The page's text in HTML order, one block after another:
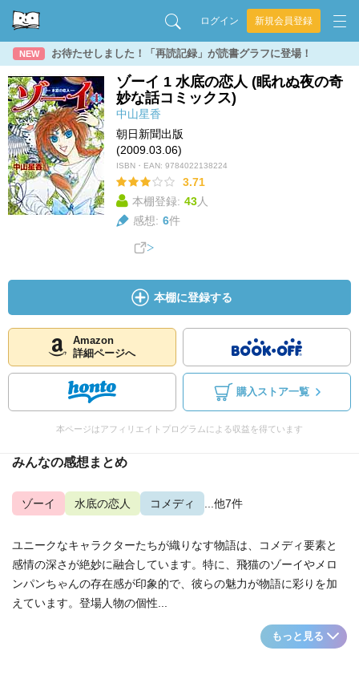
ログイン 新規会員登録
NEW お待たせしました！「再読記録」が読書グラフに登場！
ゾーイ 1 水底の恋人 (眠れぬ夜の奇
妙な話コミックス)
中山星香
朝日新聞出版
(2009.03.06)
ISBN・EAN: 9784022138224
3.71
本棚登録: 43人
感想: 6件
本棚に登録する
Amazon
詳細ページへ
購入ストア一覧
本ページはアフィリエイトプログラムによる収益を得ています
みんなの感想まとめ
ゾーイ 水底の恋人 コメディ ...他7件
ユニークなキャラクターたちが織りなす物語は、コメディ要素と
感情の深さが絶妙に融合しています。特に、飛猫のゾーイやメロ
ンパンちゃんの存在感が印象的で、彼らの魅力が物語に彩りを加
えています。登場人物の個性...
もっと見る